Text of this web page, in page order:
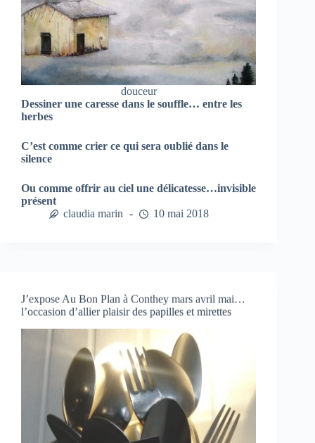
douceur
Dessiner une caresse dans le souffle… entre les
herbes
C’est comme crier ce qui sera oublié dans le
silence
Ou comme offrir au ciel une délicatesse…invisible
présent
claudia marin
10 mai 2018
l’occasion d’allier plaisir des papilles et mirettes